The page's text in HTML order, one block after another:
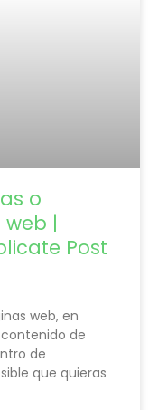
o
|
Post
web, en
de
de
que quieras